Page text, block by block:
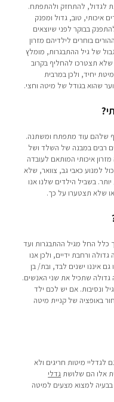
לגדול, להתחזק ולהתפתח.
איכותי, טוב, גדול ומפנק
בבוקר לפני שיוצאים
בוחרים לילדיהם מזרון
של גיל ההתבגרות, מומלץ
שלא תצטרכו להחליף בקרוב
יחיד, ולכן במרבית
שהוא בגודל של מיטה וחצי.
שלהם עוד מתפתח ומשתנה.
רבים במבנה של השלד ושל
מזרון איכותי המותאם לעובדה
למנוע כאבי גב, צוואר, שלא
בשביל הילדים שלנו אנו
שלא תצטערו על כך.
החל מגיל ההתבגרות ועד
ורחבת ידיים, ולכן אנו
איננו ישנים לבד, ובת/ בן
גדולה שתכיל את שני האנשים.
ונסיבות. אם יש לכם ילד
באופציה של קניית מיטה
לגדליי מיטות חריגים ולא
אלו הם שלושתגדלי
למצוא מצעים למיטה